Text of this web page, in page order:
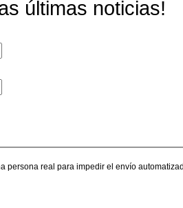
últimas noticias!
persona real para impedir el envío